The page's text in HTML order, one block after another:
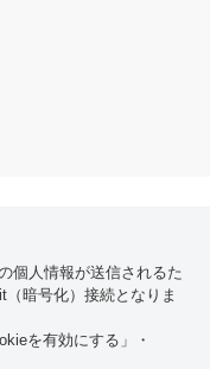
個人情報が送信されるた
暗号化）接続となりま
を有効にする」・